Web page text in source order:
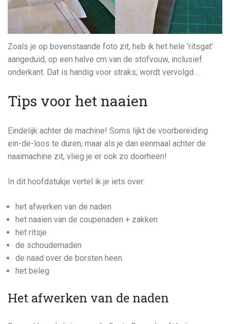
Zoals je op bovenstaande foto zit, heb ik het hele ‘ritsgat’
aangeduid, op een halve cm van de stofvouw, inclusief
onderkant. Dat is handig voor straks; wordt vervolgd…
Tips voor het naaien
Eindelijk achter de machine! Soms lijkt de voorbereiding
ein-de-loos te duren, maar als je dan eenmaal achter de
naaimachine zit, vlieg je er ook zo doorheen!
In dit hoofdstukje vertel ik je iets over:
het afwerken van de naden
het naaien van de coupenaden + zakken
het ritsje
de schoudernaden
de naad over de borsten heen
het beleg
Het afwerken van de naden